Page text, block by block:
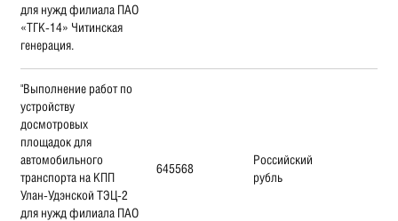
для нужд филиала ПАО
«ТГК-14» Читинская
генерация.
"Выполнение работ по
устройству
досмотровых
площадок для
автомобильного
транспорта на КПП
Улан-Удэнской ТЭЦ-2
для нужд филиала ПАО
645568
Российский
рубль